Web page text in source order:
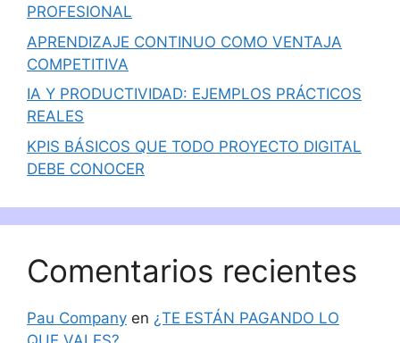
PROFESIONAL
APRENDIZAJE CONTINUO COMO VENTAJA
COMPETITIVA
IA Y PRODUCTIVIDAD: EJEMPLOS PRÁCTICOS
REALES
KPIS BÁSICOS QUE TODO PROYECTO DIGITAL
DEBE CONOCER
Comentarios recientes
Pau Company en ¿TE ESTÁN PAGANDO LO